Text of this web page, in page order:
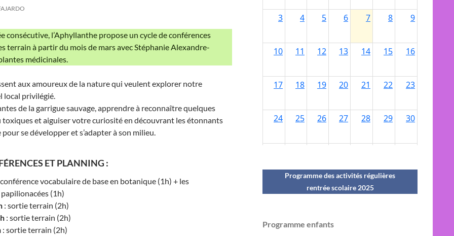
consécutive, l’Aphyllanthe propose un cycle de conférences
terrain à partir du mois de mars avec Stéphanie Alexandre-
médicinales.
aux amoureux de la nature qui veulent explorer notre
local privilégié.
de la garrigue sauvage, apprendre à reconnaître quelques
toxiques et aiguiser votre curiosité en découvrant les étonnants
se développer et s’adapter à son milieu.
ET PLANNING :
vocabulaire de base en botanique (1h) + les
(1h)
: sortie terrain (2h)
: sortie terrain (2h)
: sortie terrain (2h)
Programme des activités régulières
rentrée scolaire 2025
Programme enfants